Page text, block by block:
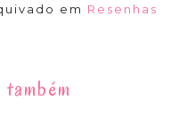
em Resenhas